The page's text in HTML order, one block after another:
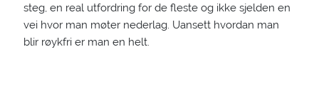
steg, en real utfordring for de fleste og ikke sjelden en
vei hvor man møter nederlag. Uansett hvordan man
blir røykfri er man en helt.